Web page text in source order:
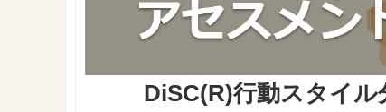
DiSC(R)行動スタイ